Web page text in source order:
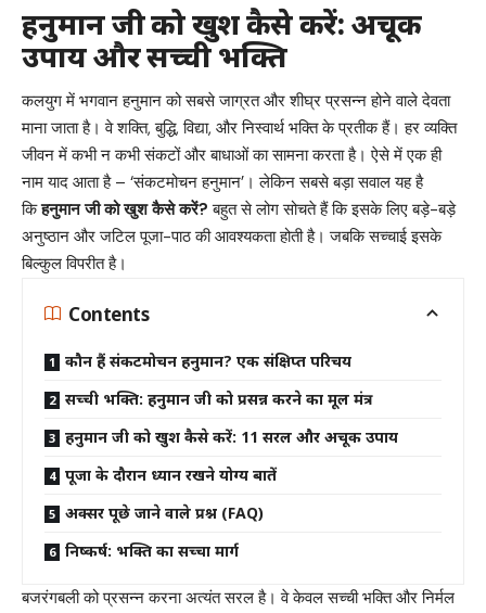
हनुमान जी को खुश कैसे करें: अचूक
उपाय और सच्ची भक्ति
कलयुग में भगवान हनुमान को सबसे जाग्रत और शीघ्र प्रसन्न होने वाले देवता
माना जाता है। वे शक्ति, बुद्धि, विद्या, और निस्वार्थ भक्ति के प्रतीक हैं। हर व्यक्ति
जीवन में कभी न कभी संकटों और बाधाओं का सामना करता है। ऐसे में एक ही
नाम याद आता है – ‘संकटमोचन हनुमान’। लेकिन सबसे बड़ा सवाल यह है
किहनुमान जी को खुश कैसे करें? बहुत से लोग सोचते हैं कि इसके लिए बड़े-बड़े
अनुष्ठान और जटिल पूजा-पाठ की आवश्यकता होती है। जबकि सच्चाई इसके
बिल्कुल विपरीत है।
Contents
कौन हैं संकटमोचन हनुमान? एक संक्षिप्त परिचय
सच्ची भक्ति: हनुमान जी को प्रसन्न करने का मूल मंत्र
हनुमान जी को खुश कैसे करें: 11 सरल और अचूक उपाय
पूजा के दौरान ध्यान रखने योग्य बातें
अक्सर पूछे जाने वाले प्रश्न (FAQ)
निष्कर्ष: भक्ति का सच्चा मार्ग
बजरंगबली को प्रसन्न करना अत्यंत सरल है। वे केवल सच्ची भक्ति और निर्मल